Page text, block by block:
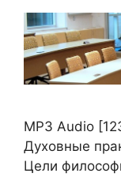
MP3 Audio
Духовные
Цели